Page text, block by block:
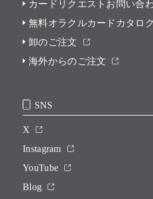
カードリクエストお問い合
無料オラクルカードカタロ
卸のご注文
海外からのご注文
SNS
X
Instagram
YouTube
Blog